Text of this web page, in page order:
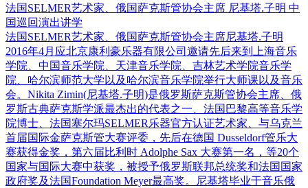
法国SELMER艺术家、俄国萨克斯管协会主席 尼基塔.子明 中
国巡回演出讲学
法国SELMER艺术家、俄国萨克斯管协会主席尼基塔.子明
2016年4月应北京康利豪乐器有限公司邀请先后来到上海音乐
学院、中国音乐学院、天津音乐学院、吉林艺术学院音乐学
院、哈尔滨师范大学以及哈尔滨音乐学院举行大师课以及音乐
会。Nikita Zimin(尼基塔.子明)是俄罗斯萨克斯管协会主席、俄
罗斯古典萨克斯学派最杰出的代表之一、法国巴黎高等音乐学
院博士、法国塞尔玛SELMER乐器官方认证艺术家、与乌克兰
首届国际金萨克斯管大赛评委，先后在德国 Dusseldorf管乐大
赛获得金奖，第六届比利时 Adolphe Sax 大赛第一名，等20个
国家与国际大赛中获奖，被授予俄罗斯联邦总统奖和法国国家
政府奖及法国Foundation Meyer最高奖。尼基塔毕业于音乐俄